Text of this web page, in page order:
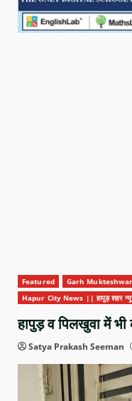
Featured
Garh Mukteshwar
Hapur City News || हापुड़ शहर
हापुड़ व पिलखुवा में
Satya Prakash Seeman